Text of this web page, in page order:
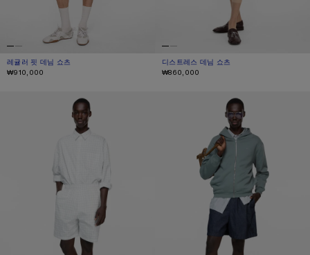
레귤러 핏 데님 쇼츠
현재 색상: 화이트
가격: ₩910,000.
₩910,000
디스트레스 데님 쇼츠
현재 색상: 화이트
가격: ₩860,000.
₩860,000